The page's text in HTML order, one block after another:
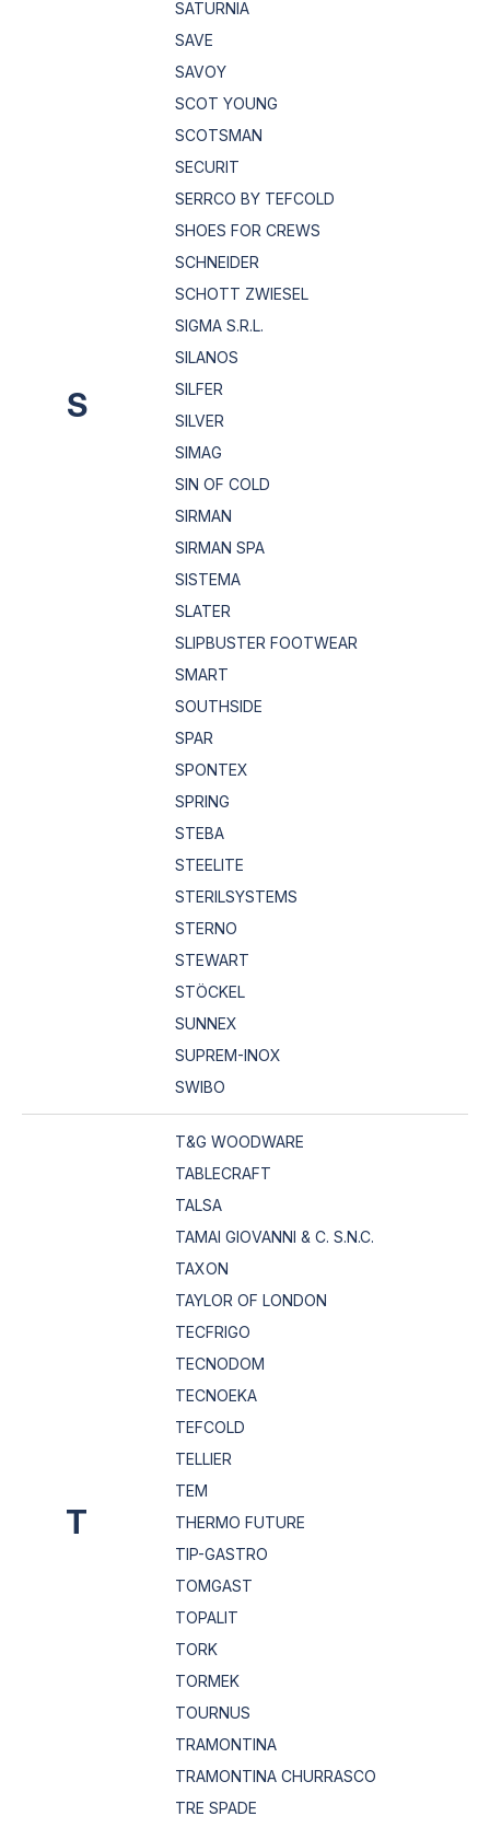
S
SATURNIA
SAVE
SAVOY
SCOT YOUNG
SCOTSMAN
SECURIT
SERRCO BY TEFCOLD
SHOES FOR CREWS
SCHNEIDER
SCHOTT ZWIESEL
SIGMA S.R.L.
SILANOS
SILFER
SILVER
SIMAG
SIN OF COLD
SIRMAN
SIRMAN SPA
SISTEMA
SLATER
SLIPBUSTER FOOTWEAR
SMART
SOUTHSIDE
SPAR
SPONTEX
SPRING
STEBA
STEELITE
STERILSYSTEMS
STERNO
STEWART
STÖCKEL
SUNNEX
SUPREM-INOX
SWIBO
T
T&G WOODWARE
TABLECRAFT
TALSA
TAMAI GIOVANNI & C. S.N.C.
TAXON
TAYLOR OF LONDON
TECFRIGO
TECNODOM
TECNOEKA
TEFCOLD
TELLIER
TEM
THERMO FUTURE
TIP-GASTRO
TOMGAST
TOPALIT
TORK
TORMEK
TOURNUS
TRAMONTINA
TRAMONTINA CHURRASCO
TRE SPADE